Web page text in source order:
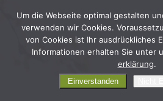
Um die Webseite optimal gestalten
verwenden wir Cookies.
von Cookies ist Ihr ausdrückliches
Informationen erhalten Sie unter
erklärung.
Einverstanden